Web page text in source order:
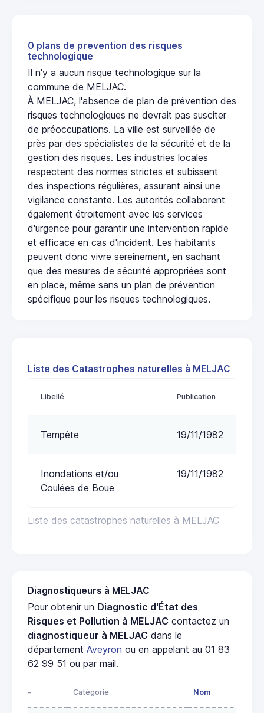
0 plans de prevention des risques
technologique
Il n'y a aucun risque technologique sur la
commune de MELJAC.
À MELJAC, l'absence de plan de prévention des
risques technologiques ne devrait pas susciter
de préoccupations. La ville est surveillée de
près par des spécialistes de la sécurité et de la
gestion des risques. Les industries locales
respectent des normes strictes et subissent
des inspections régulières, assurant ainsi une
vigilance constante. Les autorités collaborent
également étroitement avec les services
d'urgence pour garantir une intervention rapide
et efficace en cas d'incident. Les habitants
peuvent donc vivre sereinement, en sachant
que des mesures de sécurité appropriées sont
en place, même sans un plan de prévention
spécifique pour les risques technologiques.
Liste des Catastrophes naturelles à MELJAC
Liste des catastrophes naturelles à MELJAC
Libellé Publication
Tempête 19/11/1982
Inondations et/ou
Coulées de Boue
19/11/1982
Diagnostiqueurs à MELJAC
Pour obtenir un Diagnostic d'État des
Risques et Pollution à MELJAC contactez un
diagnostiqueur à MELJAC dans le
département Aveyron ou en appelant au 01 83
62 99 51 ou par mail.
- Catégorie Nom